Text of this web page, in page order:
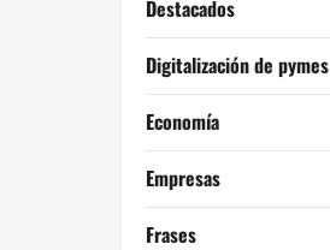
Destacados
Digitalización de pymes
Economía
Empresas
Frases